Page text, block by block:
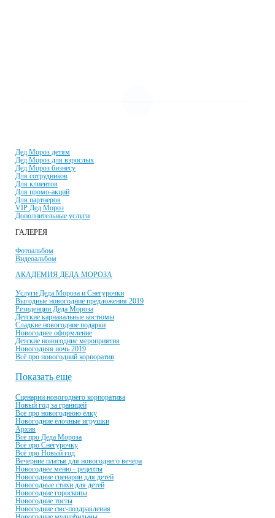
Дед Мороз детям
Дед Мороз для взрослых
Дед Мороз бизнесу
Для сотрудников
Для клиентов
Для промо-акций
Для партнеров
VIP Дед Мороз
Дополнительные услуги
ГАЛЕРЕЯ
Фотоальбом
Видеоальбом
АКАДЕМИЯ ДЕДА МОРОЗА
Услуги Деда Мороза и Снегурочки
Выгодные новогодние предложения 2019
Резиденции Деда Мороза
Детские карнавальные костюмы
Сладкие новогодние подарки
Новогоднее оформление
Детские новогодние мероприятия
Новогодняя ночь 2019
Всё про новогодний корпоратив
Показать еще
Сценарии новогоднего корпоратива
Новый год за границей
Всё про новогоднюю ёлку
Новогодние ёлочные игрушки
Архив
Всё про Деда Мороза
Всё про Снегурочку
Всё про Новый год
Вечерние платья для новогоднего вечера
Новогоднее меню - рецепты
Новогодние сценарии для детей
Новогодные стихи для детей
Новогодние гороскопы
Новогодние тосты
Новогодние смс-поздравления